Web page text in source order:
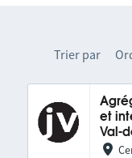
Trier par
et
Val-